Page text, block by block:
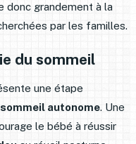
donc grandement à la
par les familles.
du sommeil
une étape
sommeil autonome. Une
le bébé à réussir